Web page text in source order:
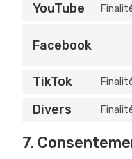
YouTube
Facebook
TikTok
Divers
7.